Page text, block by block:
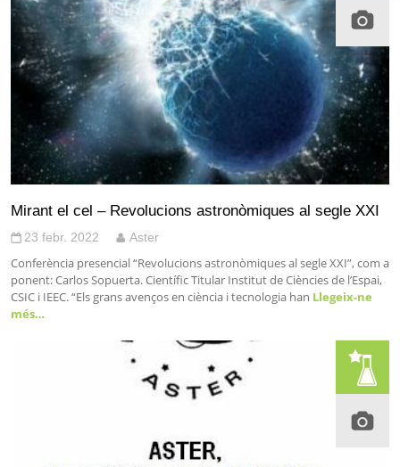
Mirant el cel – Revolucions astronòmiques al segle XXI
23 febr. 2022 Aster
Conferència presencial “Revolucions astronòmiques al segle XXI”, com a
ponent: Carlos Sopuerta. Científic Titular Institut de Ciències de l’Espai,
CSIC i IEEC. “Els grans avenços en ciència i tecnologia han Llegeix-ne
més…